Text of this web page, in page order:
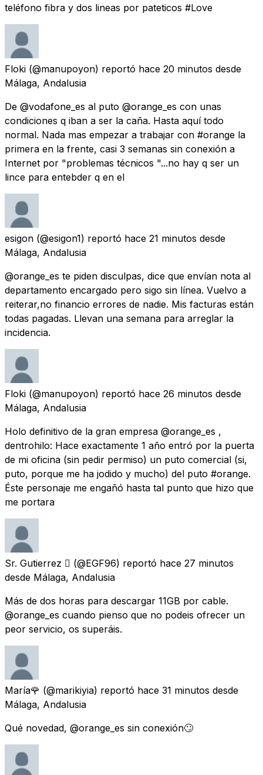
teléfono fibra y dos lineas por pateticos #Love
Floki (@manupoyon) reportó hace 20 minutos desde
Málaga, Andalusia
De @vodafone_es al puto @orange_es con unas
condiciones q iban a ser la caña. Hasta aquí todo
normal. Nada mas empezar a trabajar con #orange la
primera en la frente, casi 3 semanas sin conexión a
Internet por "problemas técnicos "...no hay q ser un
lince para entebder q en el
esigon (@esigon1) reportó hace 21 minutos desde
Málaga, Andalusia
@orange_es te piden disculpas, dice que envían nota al
departamento encargado pero sigo sin línea. Vuelvo a
reiterar,no financio errores de nadie. Mis facturas están
todas pagadas. Llevan una semana para arreglar la
incidencia.
Floki (@manupoyon) reportó hace 26 minutos desde
Málaga, Andalusia
Holo definitivo de la gran empresa @orange_es ,
dentrohilo: Hace exactamente 1 año entró por la puerta
de mi oficina (sin pedir permiso) un puto comercial (si,
puto, porque me ha jodido y mucho) del puto #orange.
Éste personaje me engañó hasta tal punto que hizo que
me portara
Sr. Gutierrez  (@EGF96) reportó hace 27 minutos
desde Málaga, Andalusia
Más de dos horas para descargar 11GB por cable.
@orange_es cuando pienso que no podeis ofrecer un
peor servicio, os superáis.
María🌹 (@marikiyia) reportó hace 31 minutos desde
Málaga, Andalusia
Qué novedad, @orange_es sin conexión🙄